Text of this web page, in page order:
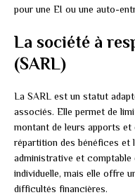
pour une EI ou une auto-
La société à
(SARL)
La SARL est un statut
associés. Elle permet de
montant de leurs apports et
répartition des bénéfices et
administrative et comptable
individuelle, mais elle offre
difficultés financières.